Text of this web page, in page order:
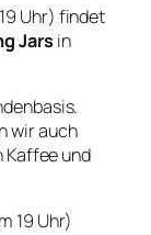
Uhr) findet
Jars in
wir auch
Kaffee und
19 Uhr)